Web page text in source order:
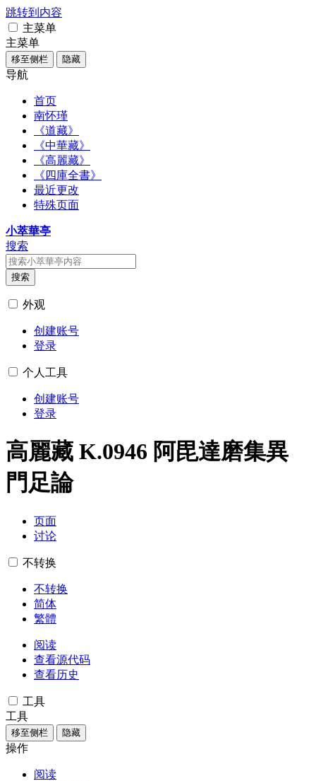
跳转到内容
主菜单
主菜单
移至侧栏 隐藏
导航
首页
南怀瑾
《道藏》
《中華藏》
《高麗藏》
《四庫全書》
最近更改
特殊页面
小萃華亭
搜索
搜索
外观
创建账号
登录
个人工具
创建账号
登录
高麗藏 K.0946 阿毘達磨集異
門足論
页面
讨论
不转换
不转换
简体
繁體
阅读
查看源代码
查看历史
工具
工具
移至侧栏 隐藏
操作
阅读